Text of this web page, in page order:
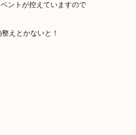
ントが控えていますので
えとかないと！